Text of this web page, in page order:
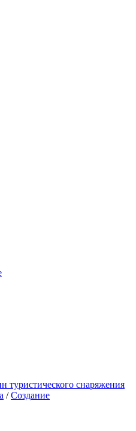
туристического снаряжения
/Создание